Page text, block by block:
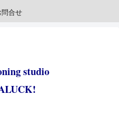
問合せ
studio